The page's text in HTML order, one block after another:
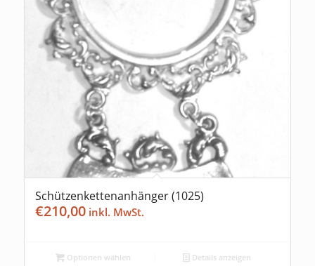
Schützenkettenanhänger (1025)
€210,00
Optionen wählen Details anzeigen